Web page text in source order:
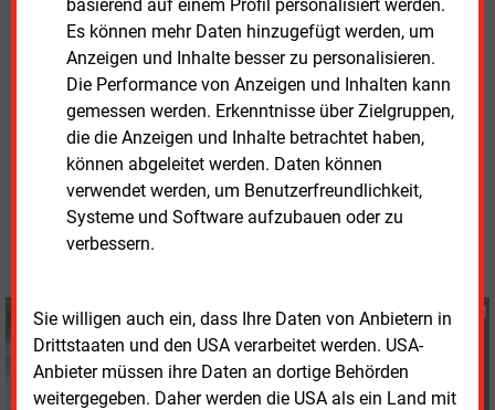
basierend auf einem Profil personalisiert werden.
Es können mehr Daten hinzugefügt werden, um
Anzeigen und Inhalte besser zu personalisieren.
Die Performance von Anzeigen und Inhalten kann
gemessen werden. Erkenntnisse über Zielgruppen,
die die Anzeigen und Inhalte betrachtet haben,
können abgeleitet werden. Daten können
verwendet werden, um Benutzerfreundlichkeit,
Systeme und Software aufzubauen oder zu
verbessern.
Sie willigen auch ein, dass Ihre Daten von Anbietern in
Drittstaaten und den USA verarbeitet werden. USA-
Anbieter müssen ihre Daten an dortige Behörden
weitergegeben. Daher werden die USA als ein Land mit
sicherer und bezahlbarer Stromversorgung sein. Für
die nötigen Investitionen benötigten Netzbetreiber
und Investoren in Kapazitäten einen verlässlichen
Rahmen, sagten Vignal und Schleich.
Donnerstag, 12.12.2024, 16:35 Uhr
Susanne Harmsen
© 2026 Energie & Management GmbH
Susanne Harmsen
+49 (0) 151 28207503
s.harmsen@energie-
und-management.de